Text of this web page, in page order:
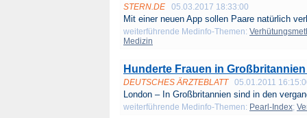
STERN.DE 05.03.2017 18:33:00
Mit einer neuen App sollen Paare natürlich
weiterführende Medinfo-Themen:
Medizin
Hunderte Frauen in
DEUTSCHES ÄRZTEBLATT 05.01.2011
London – In Großbritannien sind in den
weiterführende Medinfo-Themen: Pearl-Index;